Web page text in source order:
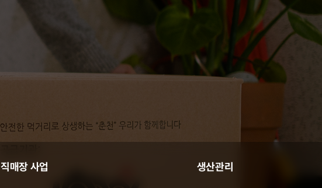
오시는 길
생산관리
직매장 사업 생산관리